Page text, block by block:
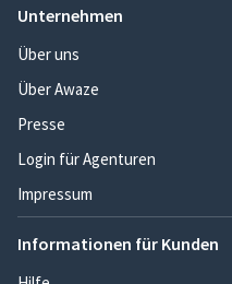
Unternehmen
Über uns
Über Awaze
Presse
Login für Agenturen
Impressum
Informationen für Kunden